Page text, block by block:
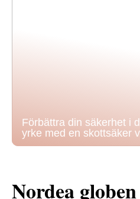
Förbättra din säkerhet i
yrke med en skottsäker
Nordea globen